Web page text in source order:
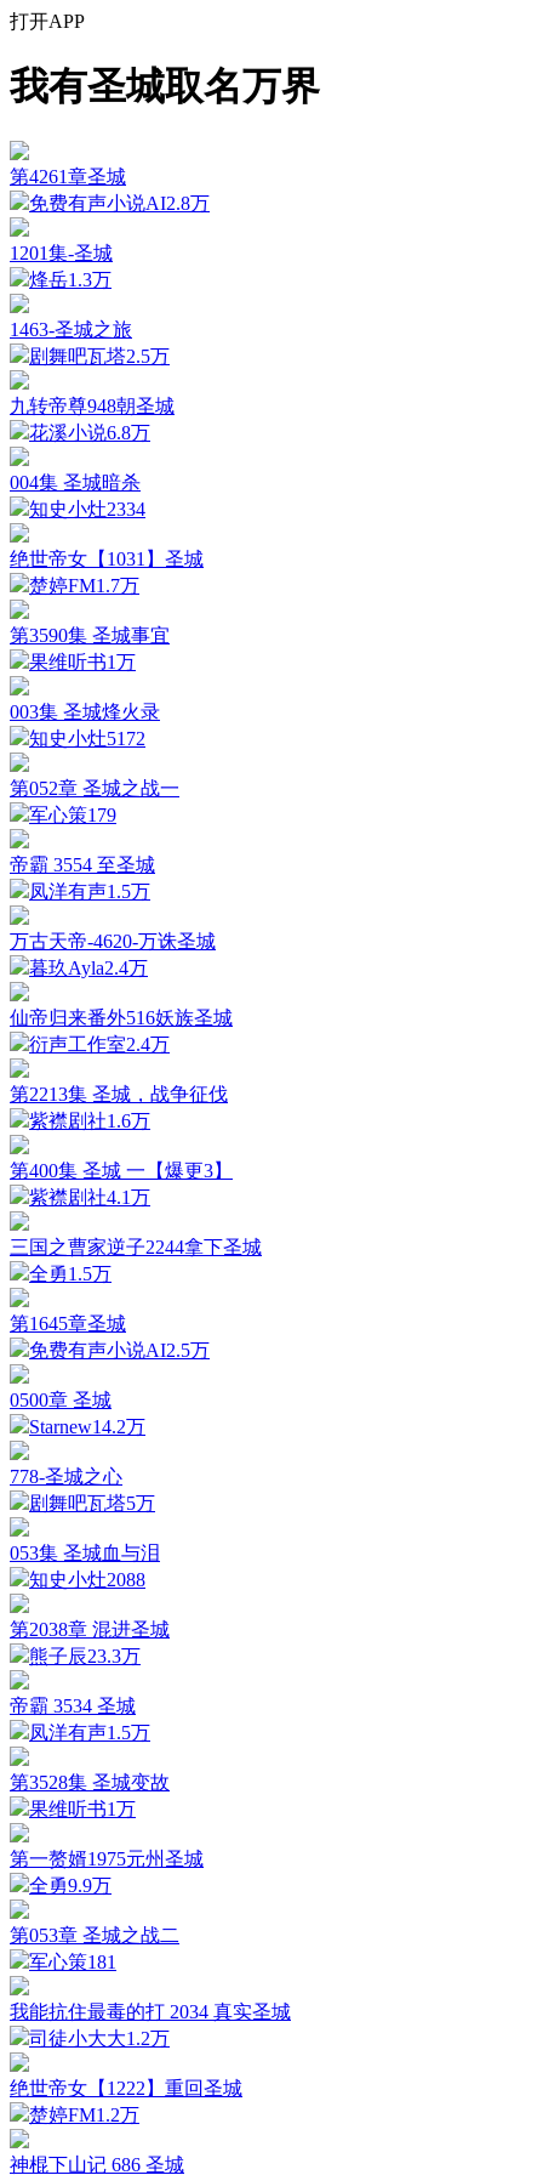
打开APP
我有圣城取名万界
第4261章圣城
免费有声小说AI2.8万
1201集-圣城
烽岳1.3万
1463-圣城之旅
剧舞吧瓦塔2.5万
九转帝尊948朝圣城
花溪小说6.8万
004集 圣城暗杀
知史小灶2334
绝世帝女【1031】圣城
楚婷FM1.7万
第3590集 圣城事宜
果维听书1万
003集 圣城烽火录
知史小灶5172
第052章 圣城之战一
军心策179
帝霸 3554 至圣城
凤洋有声1.5万
万古天帝-4620-万诛圣城
暮玖Ayla2.4万
仙帝归来番外516妖族圣城
衍声工作室2.4万
第2213集 圣城，战争征伐
紫襟剧社1.6万
第400集 圣城 一【爆更3】
紫襟剧社4.1万
三国之曹家逆子2244拿下圣城
全勇1.5万
第1645章圣城
免费有声小说AI2.5万
0500章 圣城
Starnew14.2万
778-圣城之心
剧舞吧瓦塔5万
053集 圣城血与泪
知史小灶2088
第2038章 混进圣城
熊子辰23.3万
帝霸 3534 圣城
凤洋有声1.5万
第3528集 圣城变故
果维听书1万
第一赘婿1975元州圣城
全勇9.9万
第053章 圣城之战二
军心策181
我能抗住最毒的打 2034 真实圣城
司徒小大大1.2万
绝世帝女【1222】重回圣城
楚婷FM1.2万
神棍下山记 686 圣城